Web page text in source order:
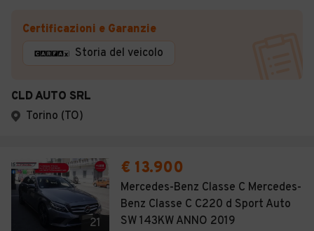
Certificazioni e Garanzie
Storia del veicolo
CLD AUTO SRL
Torino (TO)
21
€ 13.900
Mercedes-Benz Classe C Mercedes-
Benz Classe C C220 d Sport Auto
SW 143KW ANNO 2019